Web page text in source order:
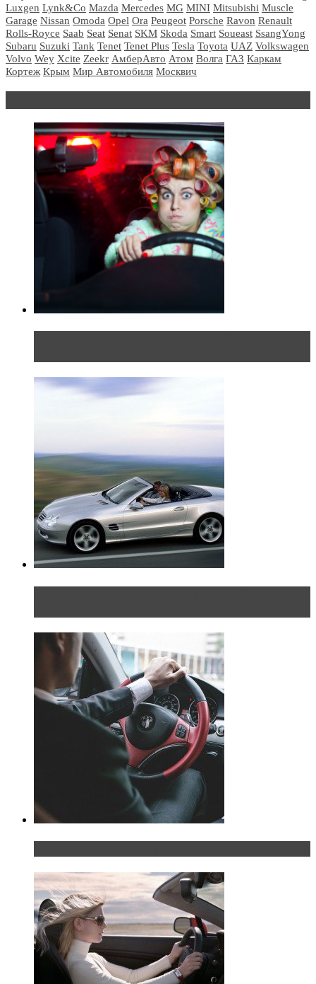
Luxgen Lynk&Co Mazda Mercedes MG MINI Mitsubishi Muscle
Garage Nissan Omoda Opel Ora Peugeot Porsche Ravon Renault
Rolls-Royce Saab Seat Senat SKM Skoda Smart Soueast SsangYong
Subaru Suzuki Tank Tenet Tenet Plus Tesla Toyota UAZ Volkswagen
Volvo Wey Xcite Zeekr АмберАвто Атом Волга ГАЗ Каркам
Кортеж Крым Мир Автомобиля Москвич